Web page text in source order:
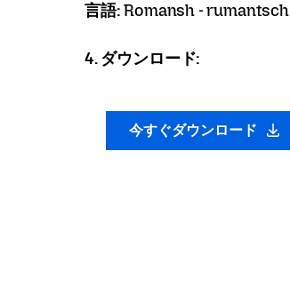
言語:Romansh - rumantsch
4. ダウンロード:
今すぐダウンロード